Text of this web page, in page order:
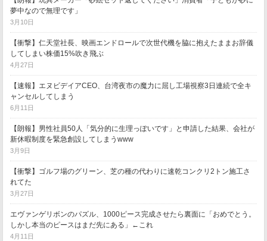
夢中なので無理です」
3月10日
【衝撃】仁天堂社長、映画エンドロールで次世代機を脇に抱えたままお辞儀
してしまい株価15%吹き飛ぶ
4月27日
【速報】エヌビデイアCEO、台湾夜市の魔力に屈し工場視察3日連続で全キ
ャンセルしてしまう
6月11日
【朗報】男性社員50人「気分的に生理っぽいです」と申請した結果、会社が
新休暇制度を緊急創設してしまうwww
3月9日
【衝撃】ゴルフ場のグリーン、芝の種の代わりに速乾コンクリ2トン施工さ
れてた
3月27日
エヴァンゲリボンのパズル、1000ピース完成させたら裏面に「おめでとう。
しかし本当のピースはまだ先にある」←これ
4月11日